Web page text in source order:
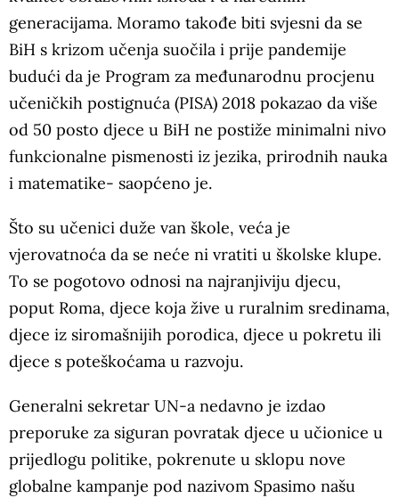
generacijama. Moramo takođe biti svjesni da se
BiH s krizom učenja suočila i prije pandemije
budući da je Program za međunarodnu procjenu
učeničkih postignuća (PISA) 2018 pokazao da više
od 50 posto djece u BiH ne postiže minimalni nivo
funkcionalne pismenosti iz jezika, prirodnih nauka
i matematike- saopćeno je.
Što su učenici duže van škole, veća je
vjerovatnoća da se neće ni vratiti u školske klupe.
To se pogotovo odnosi na najranjiviju djecu,
poput Roma, djece koja žive u ruralnim sredinama,
djece iz siromašnijih porodica, djece u pokretu ili
djece s poteškoćama u razvoju.
Generalni sekretar UN-a nedavno je izdao
preporuke za siguran povratak djece u učionice u
prijedlogu politike, pokrenute u sklopu nove
globalne kampanje pod nazivom Spasimo našu